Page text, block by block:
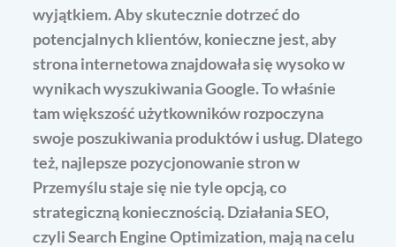
wyjątkiem. Aby skutecznie dotrzeć do
potencjalnych klientów, konieczne jest, aby
strona internetowa znajdowała się wysoko w
wynikach wyszukiwania Google. To właśnie
tam większość użytkowników rozpoczyna
swoje poszukiwania produktów i usług. Dlatego
też, najlepsze pozycjonowanie stron w
Przemyślu staje się nie tyle opcją, co
strategiczną koniecznością. Działania SEO,
czyli Search Engine Optimization, mają na celu